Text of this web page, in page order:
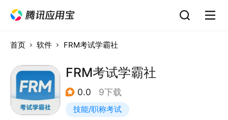
首页 软件 FRM考试学霸社
FRM考试学霸社
0.0 9下载
技能/职称考试